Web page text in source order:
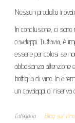
Nessun prodotto
In conclusione, ci
cavatappi. Tuttavia, è
essere pericolosi se
abbastanza
bottiglia di vino. In
un cavatappi di riserva
Categoria Blog sul